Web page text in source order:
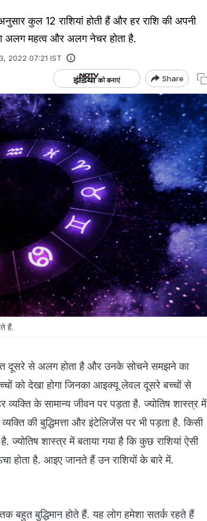
कुल 12 राशियां होती हैं और हर राशि की अपनी
अलग महत्व और अलग नेचर होता है.
2022 07:21 IST
Share
हैं.
दूसरे से अलग होता है और उनके सोचने समझने का
को देखा होगा जिनका आइक्यू लेवल दूसरे बच्चों से
व्यक्ति के सामान्य जीवन पर पड़ता है. ज्योतिष शास्त्र में
की बुद्धिमत्ता और इंटेलिजेंस पर भी पड़ता है. किसी
है. ज्योतिष शास्त्र में बताया गया है कि कुछ राशियां ऐसी
होता है. आइए जानते हैं उन राशियों के बारे में.
बहुत बुद्धिमान होते हैं. यह लोग हमेशा सतर्क रहते हैं